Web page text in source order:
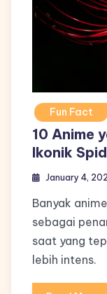
Fun Fact
10 Anime
Ikonik
January 4,
Banyak
sebagai
saat yang
lebih intens.